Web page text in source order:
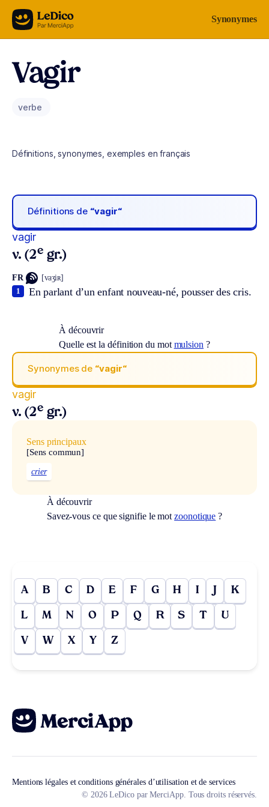
Aller au contenu Synonymes
Vagir
verbe
Définitions, synonymes, exemples en français
Définitions de “vagir“
vagir
v. (2e gr.)
FR [vaʒiʀ]
En parlant d’un enfant nouveau-né, pousser des cris.
1
À découvrir
Quelle est la définition du mot mulsion ?
Synonymes de “vagir“
vagir
v. (2e gr.)
Sens principaux
[Sens commun]
crier
À découvrir
Savez-vous ce que signifie le motzoonotique ?
A B C D E F G H I J K
L M N O P Q R S T U
V W X Y Z
Mentions légales et conditions générales d’utilisation et de services
© 2026 LeDico par MerciApp. Tous droits réservés.